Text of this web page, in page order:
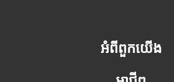
អំពីពួកយើង